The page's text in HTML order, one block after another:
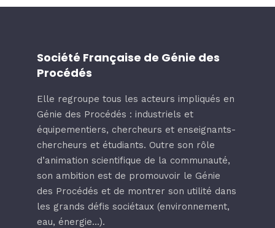
Société Française de Génie des
Procédés
Elle regroupe tous les acteurs impliqués en
Génie des Procédés : industriels et
équipementiers, chercheurs et enseignants-
chercheurs et étudiants. Outre son rôle
d’animation scientifique de la communauté,
son ambition est de promouvoir le Génie
des Procédés et de montrer son utilité dans
les grands défis sociétaux (environnement,
eau, énergie…).